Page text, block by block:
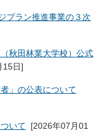
プラン推進事業の３次
秋田林業大学校）公式
15日]
」の公表について
いて [2026年07月01